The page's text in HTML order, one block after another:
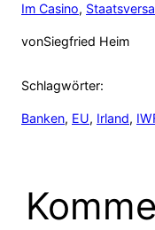
Im Casino,
vonSiegfried Heim
Schlagwörter:
Banken, EU, Irland,